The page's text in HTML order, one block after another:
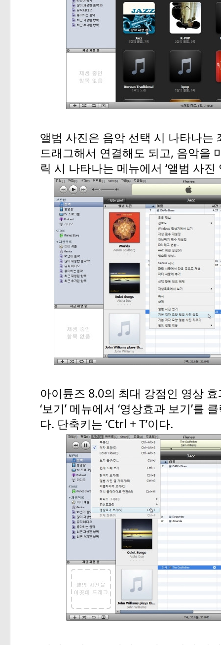
앨범 사진은 음악 선택 시 나타나는
드래그해서 연결해도 되고, 음악을
릭 시 나타나는 메뉴에서 ‘앨범 사진
아이튠즈 8.0의 최대 강점인 영상 효
‘보기’ 메뉴에서 ‘영상효과 보기’를
다. 단축키는 ‘Ctrl + T’이다.